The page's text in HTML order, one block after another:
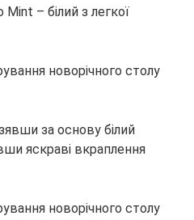
– білий з легкої
за основу білий
яскраві вкраплення